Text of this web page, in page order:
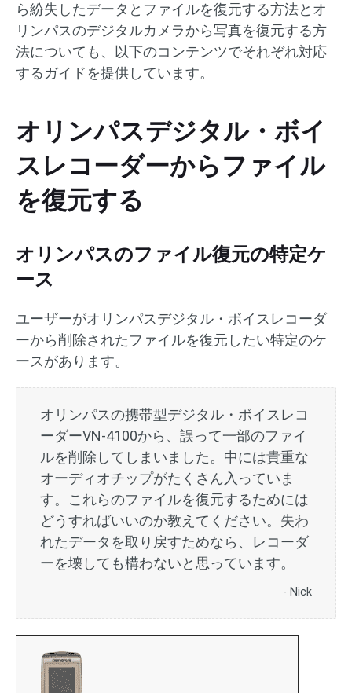
ら紛失したデータとファイルを復元する方法とオ
リンパスのデジタルカメラから写真を復元する方
法についても、以下のコンテンツでそれぞれ対応
するガイドを提供しています。
オリンパスデジタル・ボイ
スレコーダーからファイル
を復元する
オリンパスのファイル復元の特定ケ
ース
ユーザーがオリンパスデジタル・ボイスレコーダ
ーから削除されたファイルを復元したい特定のケ
ースがあります。
オリンパスの携帯型デジタル・ボイスレコ
ーダーVN-4100から、誤って一部のファイ
ルを削除してしまいました。中には貴重な
オーディオチップがたくさん入っていま
す。これらのファイルを復元するためには
どうすればいいのか教えてください。失わ
れたデータを取り戻すためなら、レコーダ
ーを壊しても構わないと思っています。
- Nick